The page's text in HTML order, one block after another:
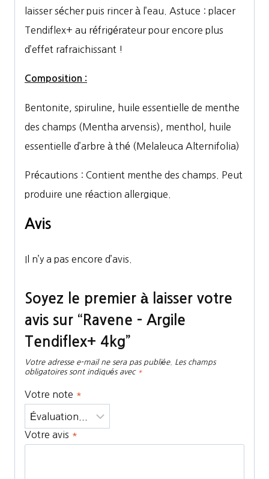
laisser sécher puis rincer à l’eau. Astuce : placer
Tendiflex+ au réfrigérateur pour encore plus
d’effet rafraichissant !
Composition :
Bentonite, spiruline, huile essentielle de menthe
des champs (Mentha arvensis), menthol, huile
essentielle d’arbre à thé (Melaleuca Alternifolia)
Précautions : Contient menthe des champs. Peut
produire une réaction allergique.
Avis
Il n’y a pas encore d’avis.
Soyez le premier à laisser votre
avis sur “Ravene – Argile
Tendiflex+ 4kg”
Votre adresse e-mail ne sera pas publiée.
Les champs
obligatoires sont indiqués avec *
Votre note *
Votre avis *